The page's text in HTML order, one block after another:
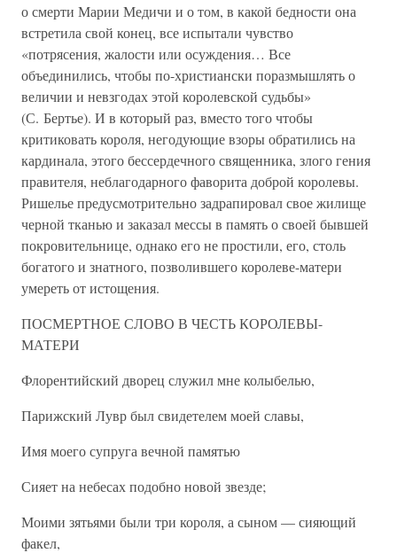
о смерти Марии Медичи и о том, в какой бедности она
встретила свой конец, все испытали чувство
«потрясения, жалости или осуждения… Все
объединились, чтобы по-христиански поразмышлять о
величии и невзгодах этой королевской судьбы»
(С. Бертье). И в который раз, вместо того чтобы
критиковать короля, негодующие взоры обратились на
кардинала, этого бессердечного священника, злого гения
правителя, неблагодарного фаворита доброй королевы.
Ришелье предусмотрительно задрапировал свое жилище
черной тканью и заказал мессы в память о своей бывшей
покровительнице, однако его не простили, его, столь
богатого и знатного, позволившего королеве-матери
умереть от истощения.
ПОСМЕРТНОЕ СЛОВО В ЧЕСТЬ КОРОЛЕВЫ-
МАТЕРИ
Флорентийский дворец служил мне колыбелью,
Парижский Лувр был свидетелем моей славы,
Имя моего супруга вечной памятью
Сияет на небесах подобно новой звезде;
Моими зятьями были три короля, а сыном — сияющий
факел,